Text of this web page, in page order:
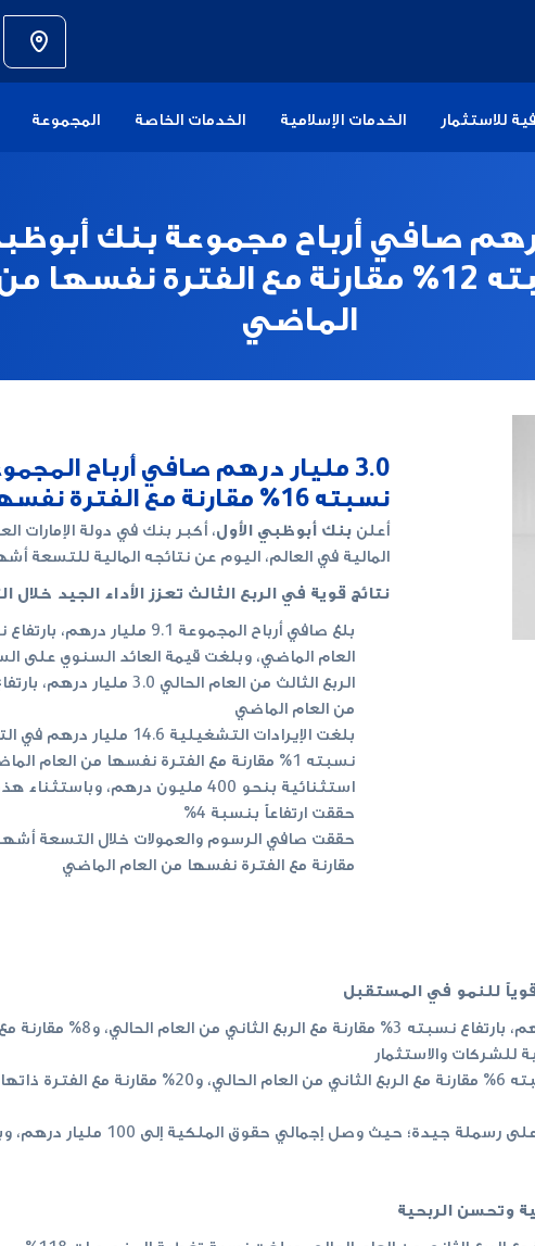
للاستثمار الخدمات الإسلامية الخدمات الخاصة المجموعة
درهم صافي أرباح مجموعة بنك
بارتفاع نسبته 12% مقارنة مع الفترة
الماضي
3.0 مليار درهم صافي أرباح
نسبته 16% مقارنة مع الفترة نفسها من العام الماضي
أعلن بنك أبوظبي الأول، أكبر بنك في دولة الإمارات
المالية في العالم، اليوم عن نتائجه المالية للتسعة أشهر الأولى
نتائج قوية في الربع الثالث تعزز الأداء الجيد
من العام الماضي
نسبته 1% مقارنة مع الفترة نفسها من العام
استثنائية بنحو 400 مليون درهم،
حققت ارتفاعاً بنسبة 4%
مقارنة مع الفترة نفسها من العام الماضي
للنمو في المستقبل
للشركات والاستثمار
حققت المجموعة معدلات سيولة عالية
وتحسن الربحية